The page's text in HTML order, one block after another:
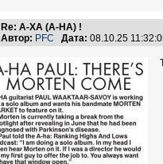
Re: А-ХА (A-HA) !
Автор: PFC Дата: 08.10.25